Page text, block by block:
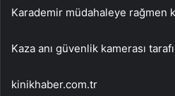
Karademir müdahaleye rağmen
Kaza anı güvenlik kamerası
kinikhaber.com.tr